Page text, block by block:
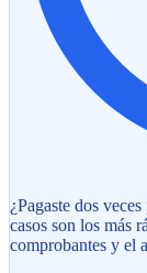
¿Pagaste dos
casos son los más
comprobantes y el